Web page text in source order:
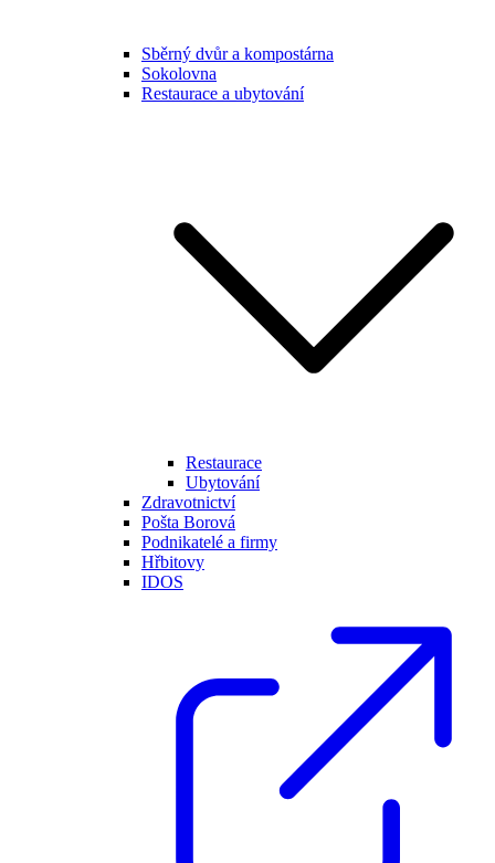
Sběrný dvůr a kompostárna
Sokolovna
Restaurace a ubytování
Restaurace
Ubytování
Zdravotnictví
Pošta Borová
Podnikatelé a firmy
Hřbitovy
IDOS